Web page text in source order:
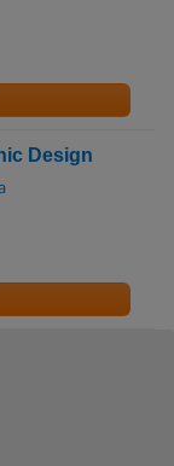
Design